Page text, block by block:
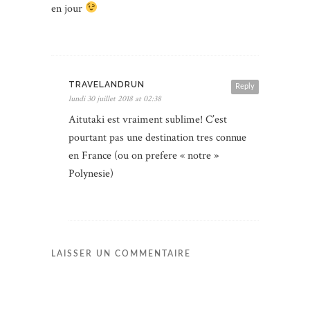
en jour
Reply
TRAVELANDRUN
lundi 30 juillet 2018 at 02:38
Aitutaki est vraiment sublime! C’est
pourtant pas une destination tres connue
en France (ou on prefere « notre »
Polynesie)
LAISSER UN COMMENTAIRE